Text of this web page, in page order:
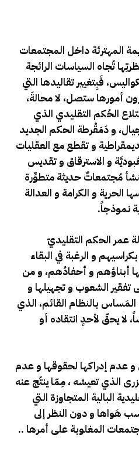
المهترئة داخل المجتمعات
تُجاه السياسات الرائجة
فَبِتغيير تقاليدها التي
أمورها ستصل، لا محالةَ،
الحُكم التقليدي الذي
و دَمَقْرطة الحكم الجديد
و تقطع مع العقليات
و الاسترقاق و تقديس
مُجتمعاتٌ حديثة متطوِّرة
الحرية و الكرامة و العدالة
نموذجاً.
عمر الحكم التقليديّ
و الرغبة في البقاء
أبناؤهم و أحفادُهم، و من
الشعوب و تجهيلها و
بالنظام القائم، الذي
لا يحقّ لأحدٍ انتقاده أو
عدم إدراكها لحقوقها و عدم
الذي تعيشه ، مِمّا ينتُج عنه
البالية المتجاوزة التي
هَواها و دون النظر إلى
المغلوبة على أمرها ..